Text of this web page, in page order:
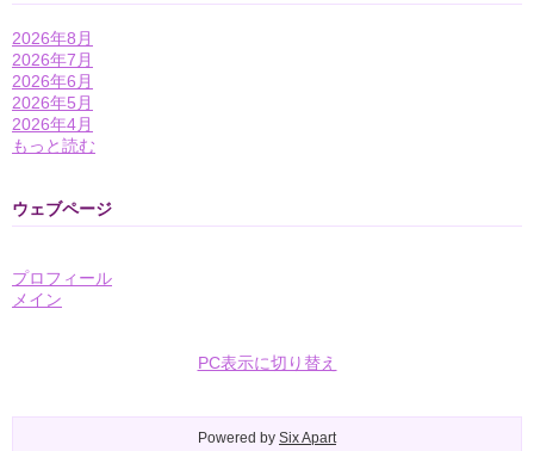
2026年8月
2026年7月
2026年6月
2026年5月
2026年4月
もっと読む
ウェブページ
プロフィール
メイン
PC表示に切り替え
Powered by Six Apart